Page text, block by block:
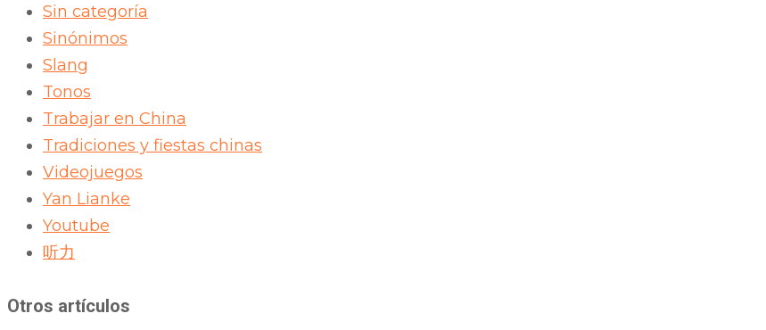
Sin categoría
Sinónimos
Slang
Tonos
Trabajar en China
Tradiciones y fiestas chinas
Videojuegos
Yan Lianke
Youtube
听力
Otros artículos